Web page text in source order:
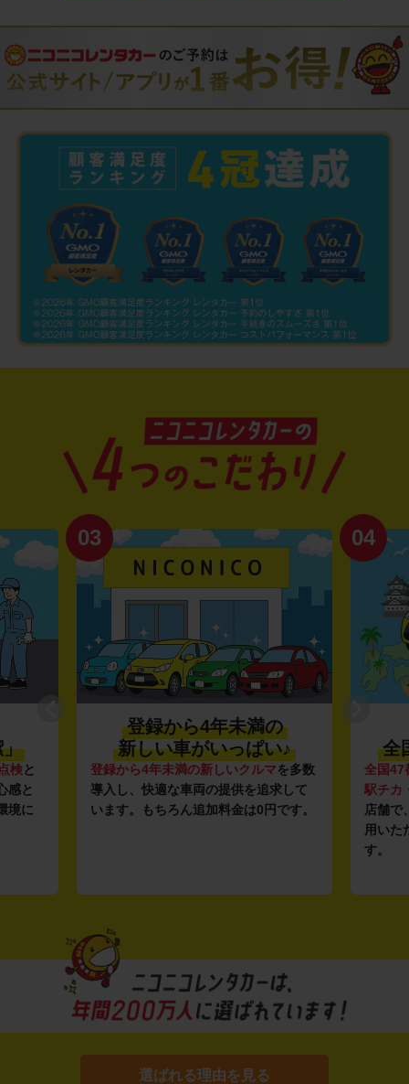
」
検と
感と
境に
03
登録から4年未満の
新しい車がいっぱい♪
登録から4年未満の新しいクルマを多数
導入し、快適な車両の提供を追求して
います。もちろん追加料金は0円です。
04
全
全国47
駅チカ
店舗で
用いた
す。
選ばれる理由を見る